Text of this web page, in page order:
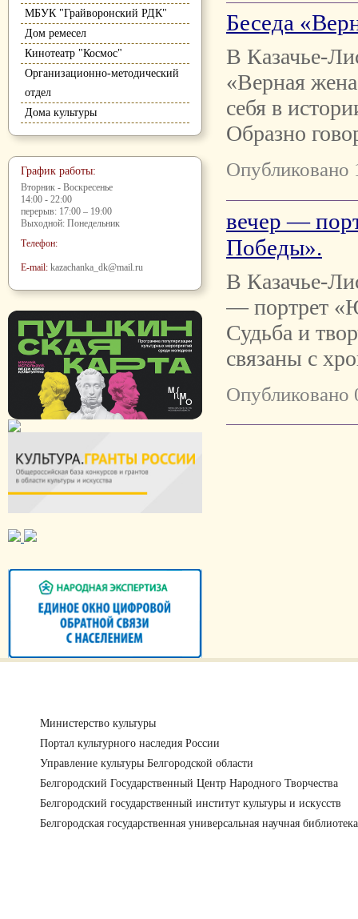
МБУК "Грайворонский РДК"
Дом ремесел
Кинотеатр "Космос"
Организационно-методический
отдел
Дома культуры
График работы:
Вторник - Воскресенье
14:00 - 22:00
перерыв: 17:00 – 19:00
Выходной: Понедельник
Телефон:
E-mail: kazachanka_dk@mail.ru
Беседа
В Казачье-
«Верная
себя в
Образно
Опубликовано
вечер —
Победы».
В Казачье-
— портрет
Судьба и
связаны с
Опубликовано
Министерство культуры
Портал культурного наследия России
Управление культуры Белгородской области
Белгородский Государственный Центр Народного Творчества
Белгородский государственный институт культуры и искусств
Белгородская государственная универсальная научная библиотека